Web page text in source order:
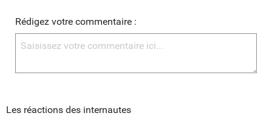
Rédigez votre commentaire :
Les réactions des internautes